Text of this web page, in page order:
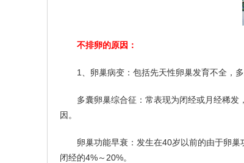
不排卵的原因：
1、卵巢病变：包括先天性卵巢发育不全，多
多囊卵巢综合征：常表现为闭经或月经稀发
因。
卵巢功能早衰：发生在40岁以前的由于卵巢
闭经的4%～20%。